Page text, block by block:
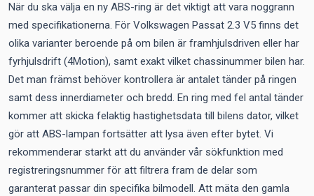
När du ska välja en ny ABS-ring är det viktigt att vara noggrann
med specifikationerna. För Volkswagen Passat 2.3 V5 finns det
olika varianter beroende på om bilen är framhjulsdriven eller har
fyrhjulsdrift (4Motion), samt exakt vilket chassinummer bilen har.
Det man främst behöver kontrollera är antalet tänder på ringen
samt dess innerdiameter och bredd. En ring med fel antal tänder
kommer att skicka felaktig hastighetsdata till bilens dator, vilket
gör att ABS-lampan fortsätter att lysa även efter bytet. Vi
rekommenderar starkt att du använder vår sökfunktion med
registreringsnummer för att filtrera fram de delar som
garanterat passar din specifika bilmodell. Att mäta den gamla